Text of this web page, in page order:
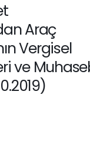
Araç
Vergisel
ve